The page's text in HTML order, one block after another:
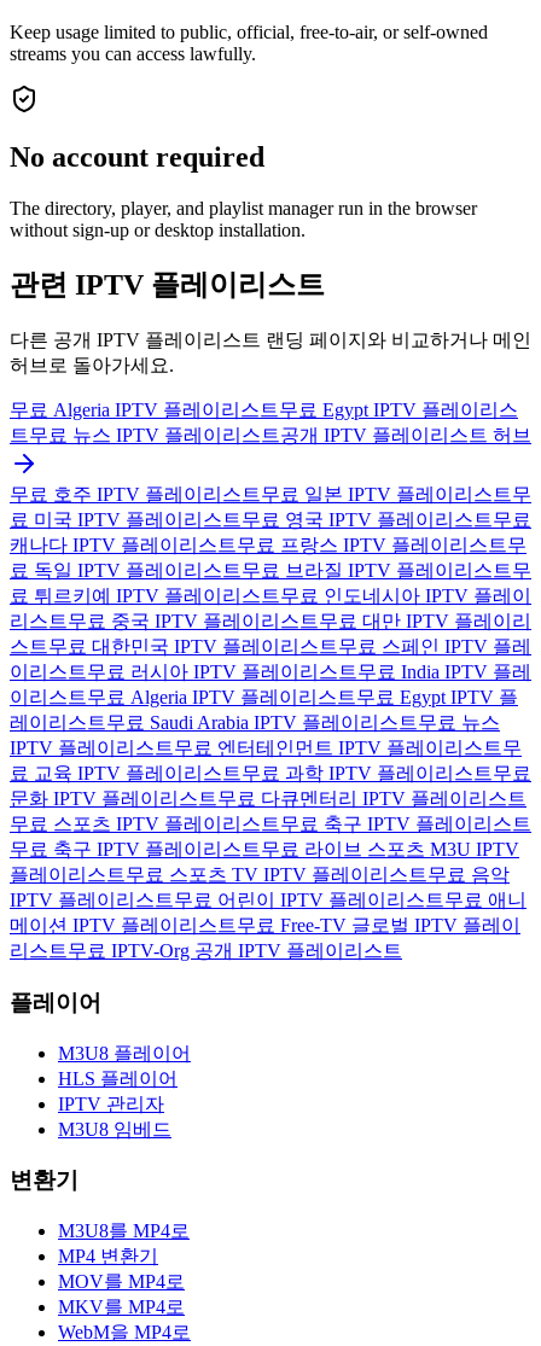
Keep usage limited to public, official, free-to-air, or self-owned
streams you can access lawfully.
No account required
The directory, player, and playlist manager run in the browser
without sign-up or desktop installation.
관련 IPTV 플레이리스트
다른 공개 IPTV 플레이리스트 랜딩 페이지와 비교하거나 메인
허브로 돌아가세요.
무료 Algeria IPTV 플레이리스트무료 Egypt IPTV 플레이리스
트무료 뉴스 IPTV 플레이리스트공개 IPTV 플레이리스트 허브
무료 호주 IPTV 플레이리스트무료 일본 IPTV 플레이리스트무
료 미국 IPTV 플레이리스트무료 영국 IPTV 플레이리스트무료
캐나다 IPTV 플레이리스트무료 프랑스 IPTV 플레이리스트무
료 독일 IPTV 플레이리스트무료 브라질 IPTV 플레이리스트무
료 튀르키예 IPTV 플레이리스트무료 인도네시아 IPTV 플레이
리스트무료 중국 IPTV 플레이리스트무료 대만 IPTV 플레이리
스트무료 대한민국 IPTV 플레이리스트무료 스페인 IPTV 플레
이리스트무료 러시아 IPTV 플레이리스트무료 India IPTV 플레
이리스트무료 Algeria IPTV 플레이리스트무료 Egypt IPTV 플
레이리스트무료 Saudi Arabia IPTV 플레이리스트무료 뉴스
IPTV 플레이리스트무료 엔터테인먼트 IPTV 플레이리스트무
료 교육 IPTV 플레이리스트무료 과학 IPTV 플레이리스트무료
문화 IPTV 플레이리스트무료 다큐멘터리 IPTV 플레이리스트
무료 스포츠 IPTV 플레이리스트무료 축구 IPTV 플레이리스트
무료 축구 IPTV 플레이리스트무료 라이브 스포츠 M3U IPTV
플레이리스트무료 스포츠 TV IPTV 플레이리스트무료 음악
IPTV 플레이리스트무료 어린이 IPTV 플레이리스트무료 애니
메이션 IPTV 플레이리스트무료 Free-TV 글로벌 IPTV 플레이
리스트무료 IPTV-Org 공개 IPTV 플레이리스트
플레이어
M3U8 플레이어
HLS 플레이어
IPTV 관리자
M3U8 임베드
변환기
M3U8를 MP4로
MP4 변환기
MOV를 MP4로
MKV를 MP4로
WebM을 MP4로